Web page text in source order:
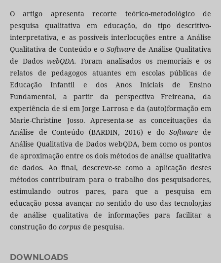
O artigo apresenta recorte teórico-metodológico de
pesquisa qualitativa em educação, do tipo descritivo-
interpretativa, e as possíveis interlocuções entre a Análise
Qualitativa de Conteúdo e oSoftware de Análise Qualitativa
de DadoswebQDA.Foram analisados os memoriais e os
relatos de pedagogos atuantes em escolas públicas de
Educação Infantil e dos Anos Iniciais de Ensino
Fundamental, a partir da perspectiva Freireana, da
experiência de si em Jorge Larrosa e da (auto)formação em
Marie-Christine Josso. Apresenta-se as conceituações da
Análise de Conteúdo (BARDIN, 2016) e doSoftware de
Análise Qualitativa de Dados webQDA, bem como os pontos
de aproximação entre os dois métodos de análise qualitativa
de dados. Ao final, descreve-se como a aplicação destes
métodos contribuíram para o trabalho dos pesquisadores,
estimulando outros pares, para que a pesquisa em
educação possa avançar no sentido do uso das tecnologias
de análise qualitativa de informações para facilitar a
construção do corpus de pesquisa.
DOWNLOADS